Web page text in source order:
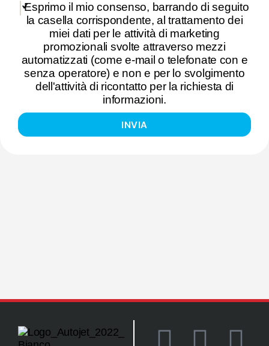
Esprimo il mio consenso, barrando di seguito
la casella corrispondente, al trattamento dei
miei dati per le attività di marketing
promozionali svolte attraverso mezzi
automatizzati (come e-mail o telefonate con e
senza operatore) e non e per lo svolgimento
dell'attività di ricontatto per la richiesta di
informazioni.
INVIA